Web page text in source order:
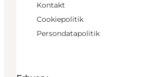
Kontakt
Cookiepolitik
Persondatapolitik